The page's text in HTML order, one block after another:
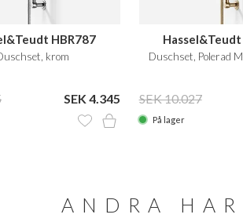
HBR787
krom
SEK 4.345
Hassel&Teudt
Duschset, Polerad
SEK 10.027
På lager
ANDRA